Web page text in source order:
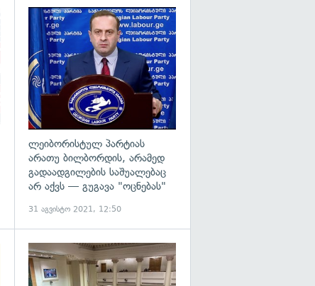
გადახედვა
ლეიბორისტულ პარტიას
არათუ ბილბორდის, არამედ
გადაადგილების საშუალებაც
არ აქვს — გუგავა "ოცნებას"
31 აგვისტო 2021, 12:50
გადახედვა